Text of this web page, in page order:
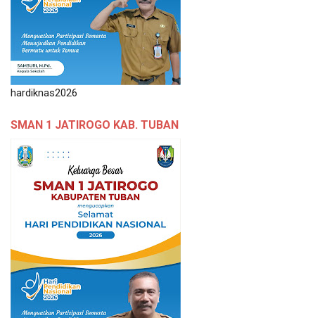
hardiknas2026
SMAN 1 JATIROGO KAB. TUBAN